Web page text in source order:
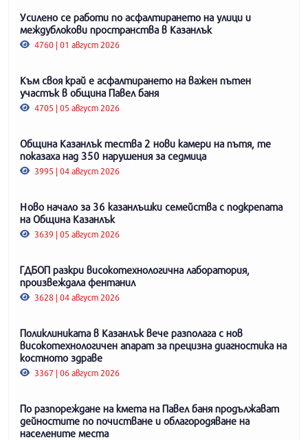
Усилено се работи по асфалтирането на улици и
междублокови пространства в Казанлък
4760 | 01 август 2026
Към своя край е асфалтирането на важен пътен
участък в община Павел баня
4705 | 05 август 2026
Община Казанлък тества 2 нови камери на пътя, те
показаха над 350 нарушения за седмица
3995 | 04 август 2026
Ново начало за 36 казанлъшки семейства с подкрепата
на Община Казанлък
3639 | 05 август 2026
ГДБОП разкри високотехнологична лаборатория,
произвеждала фентанил
3628 | 04 август 2026
Поликлиниката в Казанлък вече разполага с нов
високотехнологичен апарат за прецизна диагностика на
костното здраве
3367 | 06 август 2026
По разпореждане на кмета на Павел баня продължават
дейностите по почистване и облагородяване на
населените места